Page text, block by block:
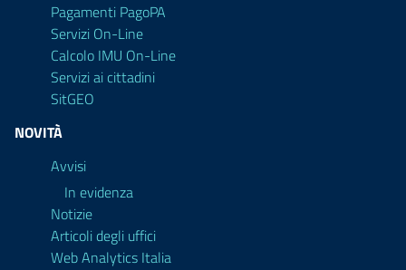
Pagamenti PagoPA
Servizi On-Line
Calcolo IMU On-Line
Servizi ai cittadini
SitGEO
NOVITÀ
Avvisi
In evidenza
Notizie
Articoli degli uffici
Web Analytics Italia